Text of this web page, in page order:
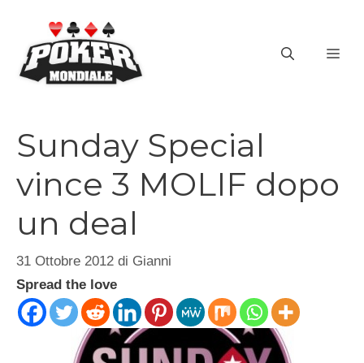
contenuto
Sunday Special
vince 3 MOLIF dopo
un deal
31 Ottobre 2012 di Gianni
Spread the love